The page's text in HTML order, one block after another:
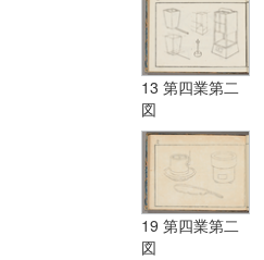
13 第四業第二
図
19 第四業第二
図